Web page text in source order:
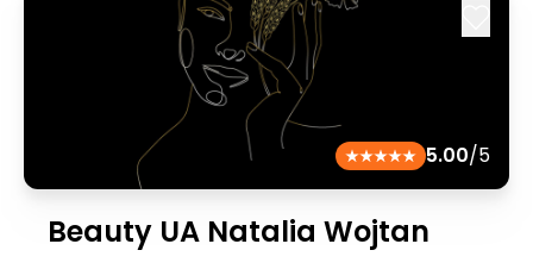
5.00/5
Beauty UA Natalia Wojtan